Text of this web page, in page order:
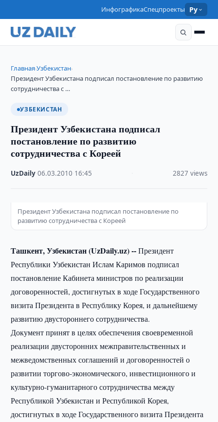
ИнфографикаСпецпроекты Ру
Главная›Узбекистан›
Президент Узбекистана подписал постановление по развитию
сотрудничества с …
УЗБЕКИСТАН
Президент Узбекистана подписал
постановление по развитию
сотрудничества с Кореей
UzDaily ·06.03.2010 16:45 2827 views
Президент Узбекистана подписал постановление по
развитию сотрудничества с Кореей
Ташкент, Узбекистан (UzDaily.uz) --Президент
Республики Узбекистан Ислам Каримов подписал
постановление Кабинета министров по реализации
договоренностей, достигнутых в ходе Государственного
визита Президента в Республику Корея, и дальнейшему
развитию двустороннего сотрудничества.
Документ принят в целях обеспечения своевременной
реализации двусторонних межправительственных и
межведомственных соглашений и договоренностей о
развитии торгово-экономического, инвестиционного и
культурно-гуманитарного сотрудничества между
Республикой Узбекистан и Республикой Корея,
достигнутых в ходе Государственного визита Президента